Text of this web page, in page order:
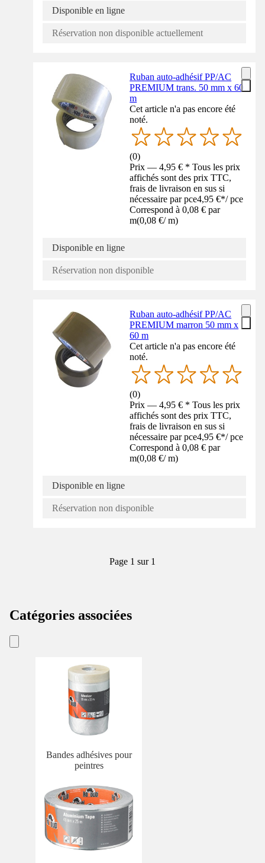
Disponible en ligne
Réservation non disponible actuellement
Ruban auto-adhésif PP/AC
PREMIUM trans. 50 mm x 60
m
Cet article n'a pas encore été
noté.
(0)
Prix — 4,95 € * Tous les prix
affichés sont des prix TTC,
frais de livraison en sus si
nécessaire par pce4,95 €*/ pce
Correspond à 0,08 € par
m(0,08 €/ m)
Disponible en ligne
Réservation non disponible
Ruban auto-adhésif PP/AC
PREMIUM marron 50 mm x
60 m
Cet article n'a pas encore été
noté.
(0)
Prix — 4,95 € * Tous les prix
affichés sont des prix TTC,
frais de livraison en sus si
nécessaire par pce4,95 €*/ pce
Correspond à 0,08 € par
m(0,08 €/ m)
Disponible en ligne
Réservation non disponible
Page 1 sur 1
Catégories associées
Bandes adhésives pour
peintres